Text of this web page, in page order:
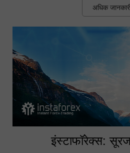
अधिक
इंस्टाफॉरेक्स: